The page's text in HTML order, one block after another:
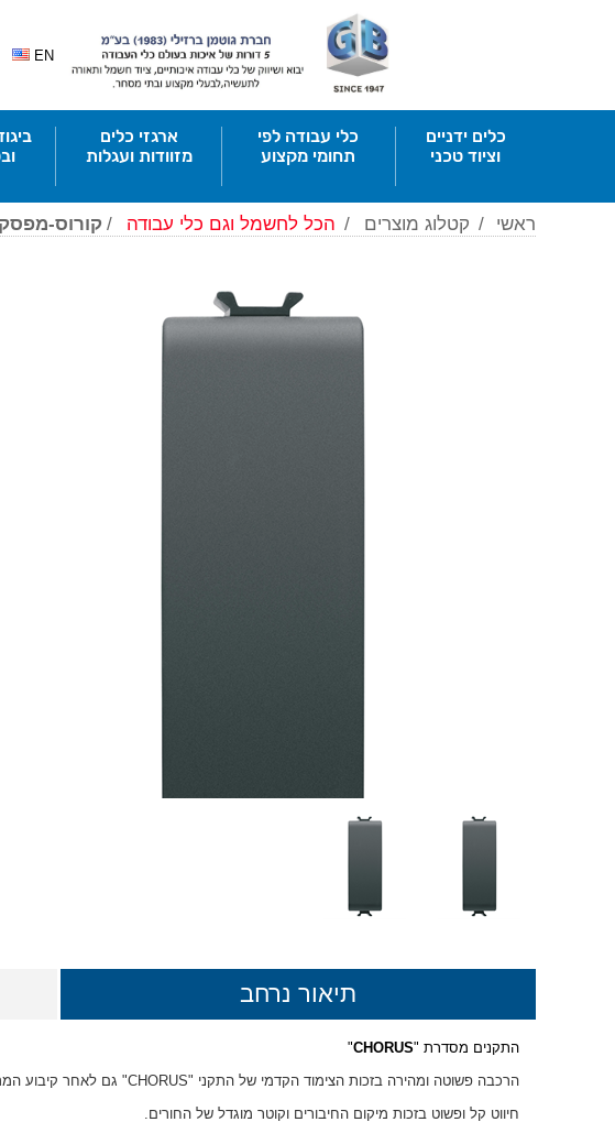
EN
כלים ידניים
וציוד טכני
כלי עבודה לפי
תחומי מקצוע
ארגזי כלים
מזוודות ועגלות
ראשי / קטלוג מוצרים / הכל לחשמל וגם כלי עבודה / קורוס-מפסק צלב 1 מודול
תיאור נרחב
התקנים מסדרת "CHORUS
"
הרכבה פשוטה ומהירה בזכות הצימוד הקדמי של התקני "CHORUS" גם לאחר קיבוע
חיווט קל ופשוט בזכות מיקום החיבורים וקוטר מוגדל של החורים.